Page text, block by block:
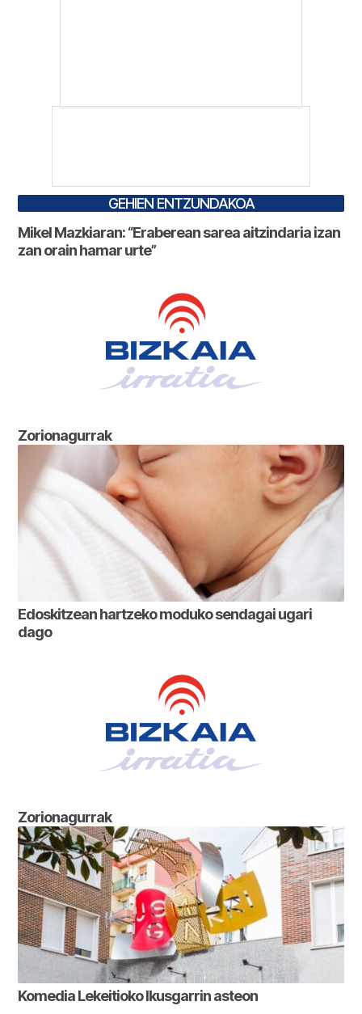
GEHIEN ENTZUNDAKOA
Mikel Mazkiaran: “Eraberean sarea aitzindaria izan
zan orain hamar urte”
Zorionagurrak
Edoskitzean hartzeko moduko sendagai ugari
dago
Zorionagurrak
Komedia Lekeitioko Ikusgarrin asteon